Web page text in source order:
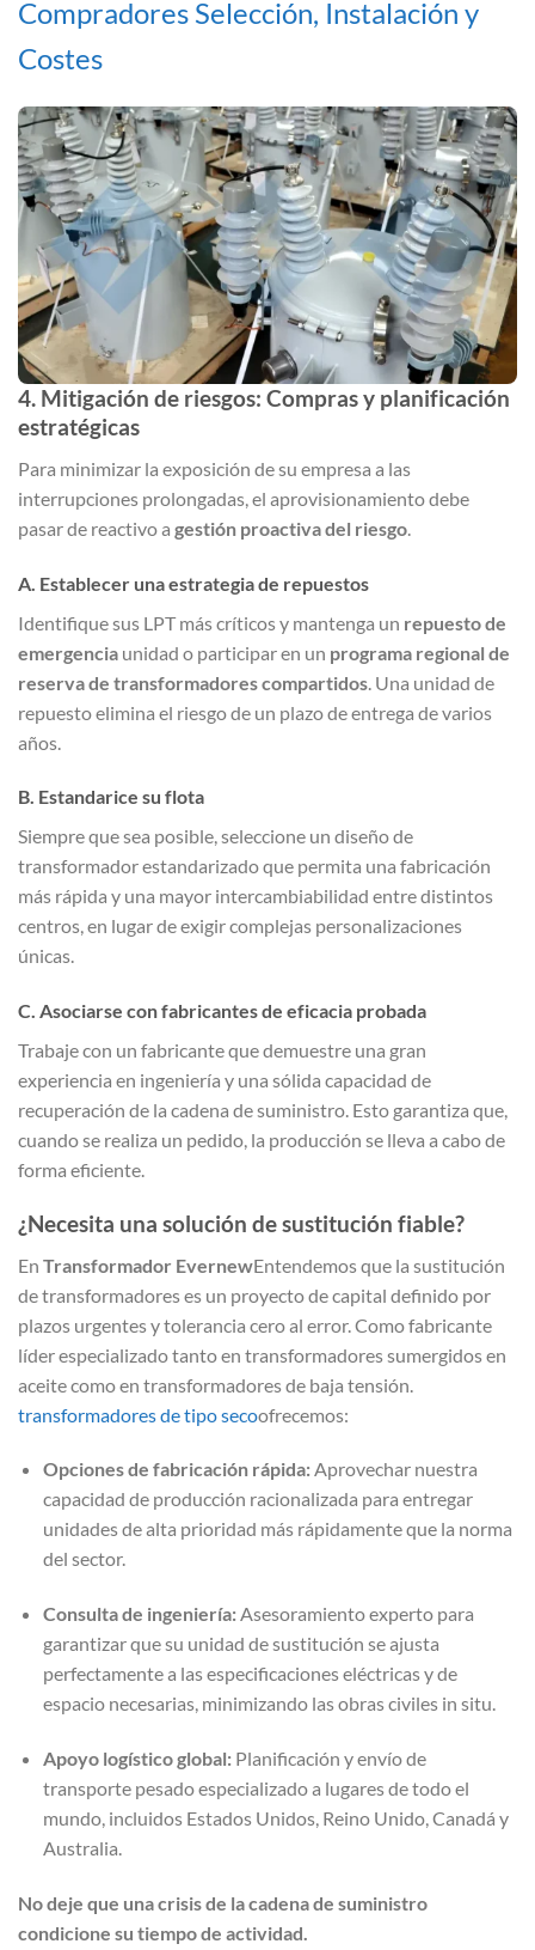
Compradores Selección, Instalación y
Costes
4. Mitigación de riesgos: Compras y planificación
estratégicas
Para minimizar la exposición de su empresa a las
interrupciones prolongadas, el aprovisionamiento debe
pasar de reactivo a gestión proactiva del riesgo.
A. Establecer una estrategia de repuestos
Identifique sus LPT más críticos y mantenga un repuesto de
emergencia unidad o participar en un programa regional de
reserva de transformadores compartidos . Una unidad de
repuesto elimina el riesgo de un plazo de entrega de varios
años.
B. Estandarice su flota
Siempre que sea posible, seleccione un diseño de
transformador estandarizado que permita una fabricación
más rápida y una mayor intercambiabilidad entre distintos
centros, en lugar de exigir complejas personalizaciones
únicas.
C. Asociarse con fabricantes de eficacia probada
Trabaje con un fabricante que demuestre una gran
experiencia en ingeniería y una sólida capacidad de
recuperación de la cadena de suministro. Esto garantiza que,
cuando se realiza un pedido, la producción se lleva a cabo de
forma eficiente.
¿Necesita una solución de sustitución fiable?
En Transformador EvernewEntendemos que la sustitución
de transformadores es un proyecto de capital definido por
plazos urgentes y tolerancia cero al error. Como fabricante
líder especializado tanto en transformadores sumergidos en
aceite como en transformadores de baja tensión.
transformadores de tipo secoofrecemos:
Opciones de fabricación rápida:Aprovechar nuestra
capacidad de producción racionalizada para entregar
unidades de alta prioridad más rápidamente que la norma
del sector.
Consulta de ingeniería:Asesoramiento experto para
garantizar que su unidad de sustitución se ajusta
perfectamente a las especificaciones eléctricas y de
espacio necesarias, minimizando las obras civiles in situ.
Apoyo logístico global:Planificación y envío de
transporte pesado especializado a lugares de todo el
mundo, incluidos Estados Unidos, Reino Unido, Canadá y
Australia.
No deje que una crisis de la cadena de suministro
condicione su tiempo de actividad.